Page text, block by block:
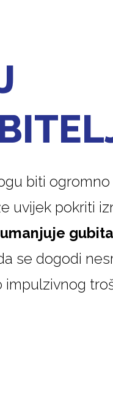
biti ogromno
uvijek pokriti
umanjuje
se dogodi